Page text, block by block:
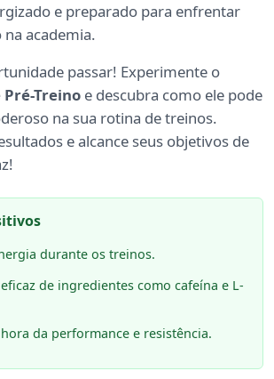
e preparado para enfrentar
academia.
passar! Experimente o
Treino e descubra como ele pode
na sua rotina de treinos.
e alcance seus objetivos de
durante os treinos.
de ingredientes como cafeína e L-
da performance e resistência.